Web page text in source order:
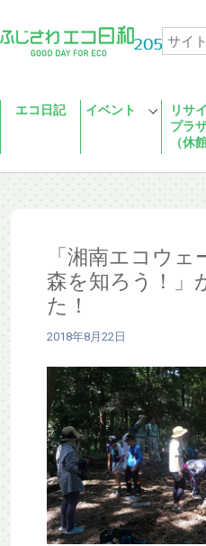
エコ日記 イベント
リサ
プラ
（休
「湘南エコウ
森を知ろう！」
た！
2018年8月22日